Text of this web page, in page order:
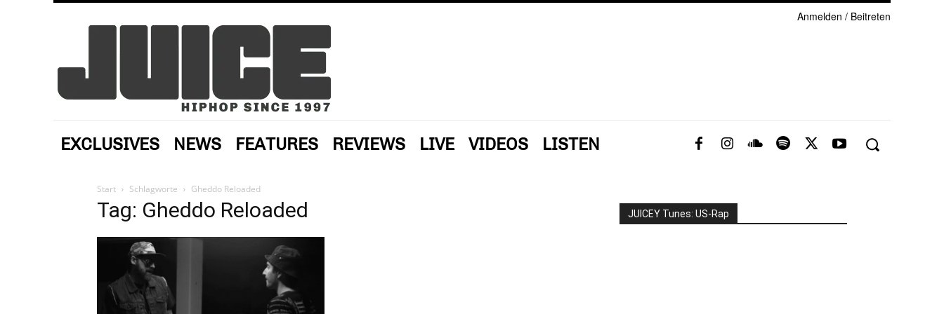
Anmelden / Beitreten
EXCLUSIVES NEWS FEATURES REVIEWS LIVE VIDEOS LISTEN
Start Schlagworte Gheddo Reloaded
Tag: Gheddo Reloaded JUICEY Tunes: US-Rap